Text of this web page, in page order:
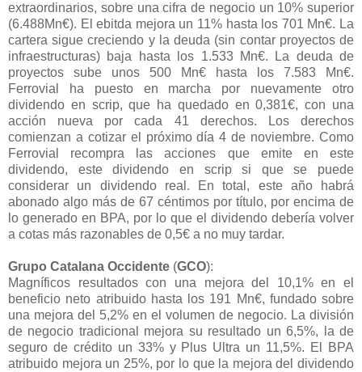
extraordinarios, sobre una cifra de negocio un 10% superior
(6.488Mn€). El ebitda mejora un 11% hasta los 701 Mn€. La
cartera sigue creciendo y la deuda (sin contar proyectos de
infraestructuras) baja hasta los 1.533 Mn€. La deuda de
proyectos sube unos 500 Mn€ hasta los 7.583 Mn€.
Ferrovial ha puesto en marcha por nuevamente otro
dividendo en scrip, que ha quedado en 0,381€, con una
acción nueva por cada 41 derechos. Los derechos
comienzan a cotizar el próximo día 4 de noviembre. Como
Ferrovial recompra las acciones que emite en este
dividendo, este dividendo en scrip si que se puede
considerar un dividendo real. En total, este año habrá
abonado algo más de 67 céntimos por título, por encima de
lo generado en BPA, por lo que el dividendo debería volver
a cotas más razonables de 0,5€ a no muy tardar.
Grupo Catalana Occidente (GCO):
Magníficos resultados con una mejora del 10,1% en el
beneficio neto atribuido hasta los 191 Mn€, fundado sobre
una mejora del 5,2% en el volumen de negocio. La división
de negocio tradicional mejora su resultado un 6,5%, la de
seguro de crédito un 33% y Plus Ultra un 11,5%. El BPA
atribuido mejora un 25%, por lo que la mejora del dividendo